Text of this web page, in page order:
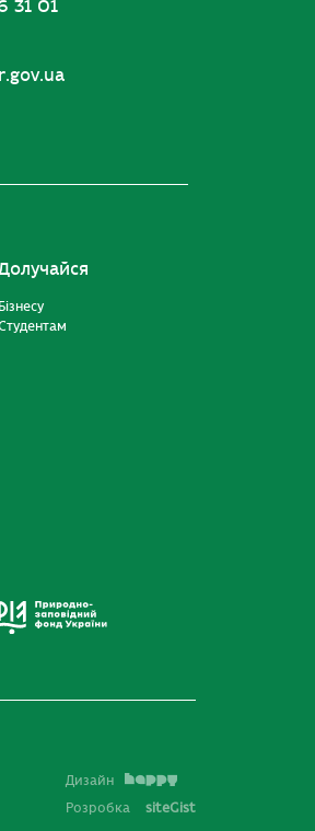
31 01
Бізнесу
Дизайн
Розробка
siteGist